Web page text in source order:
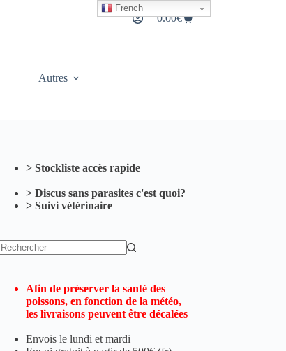
Panier
0.00€
Autres
> Stockliste accès rapide
> Discus sans parasites c'est quoi?
> Suivi vétérinaire
Afin de préserver la santé des
poissons, en fonction de la météo,
les livraisons peuvent être décalées
Envois le lundi et mardi
French